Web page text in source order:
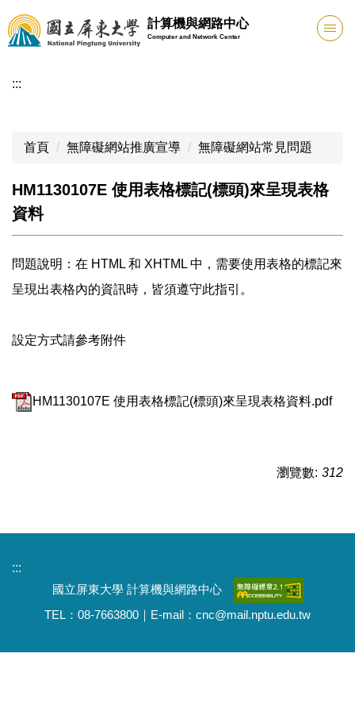
跳
到
主
內
計算機與網路中心
Computer and Network Center
:::
首頁 無障礙網站推廣宣導 無障礙網站常見問題
HM1130107E 使用表格標記(標頭)來呈現表格
資料
問題說明：在 HTML 和 XHTML 中，需要使用表格的標記來
呈現出表格內的資訊時，皆須遵守此指引。
設定方式請參考附件
HM1130107E 使用表格標記(標頭)來呈現表格資料.pdf
瀏覽數: 312
:::
國立屏東大學 計算機與網路中心
TEL：08-7663800｜E-mail：cnc@mail.nptu.edu.tw